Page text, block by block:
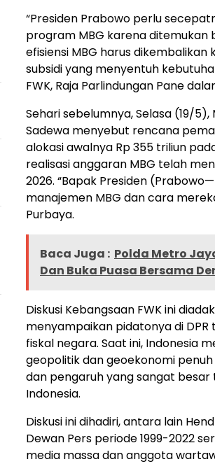
“Presiden Prabowo perlu
program MBG karena ditemukan
efisiensi MBG harus
subsidi yang menyentuh
FWK, Raja Parlindungan Pane
Sehari sebelumnya, Selasa (19/
Sadewa menyebut rencana
alokasi awalnya Rp 355 triliun
realisasi anggaran MBG telah
2026. “Bapak Presiden
manajemen MBG dan cara
Purbaya.
Baca Juga : Polda Metro
Dan Buka Puasa Bersama
Diskusi Kebangsaan FWK ini
menyampaikan pidatonya di
fiskal negara. Saat ini, Indonesia
geopolitik dan geoekonomi
dan pengaruh yang sangat
Indonesia.
Diskusi ini dihadiri, antara lain
Dewan Pers periode 1999-2022
media massa dan anggota